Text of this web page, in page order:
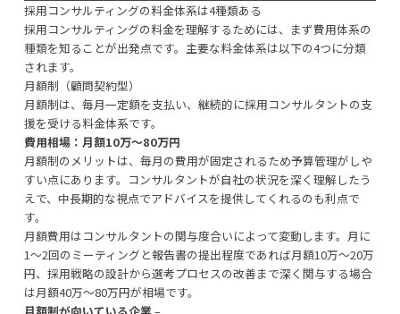
採用コンサルティングの料金体系は4種類ある
採用コンサルティングの料金を理解するためには、まず費用体系の
種類を知ることが出発点です。主要な料金体系は以下の4つに分類
されます。
月額制（顧問契約型）
月額制は、毎月一定額を支払い、継続的に採用コンサルタントの支
援を受ける料金体系です。
費用相場：月額10万〜80万円
月額制のメリットは、毎月の費用が固定されるため予算管理がしや
すい点にあります。コンサルタントが自社の状況を深く理解したう
えで、中長期的な視点でアドバイスを提供してくれるのも利点で
す。
月額費用はコンサルタントの関与度合いによって変動します。月に
1〜2回のミーティングと報告書の提出程度であれば月額10万〜20万
円、採用戦略の設計から選考プロセスの改善まで深く関与する場合
は月額40万〜80万円が相場です。
月額制が向いている企業–